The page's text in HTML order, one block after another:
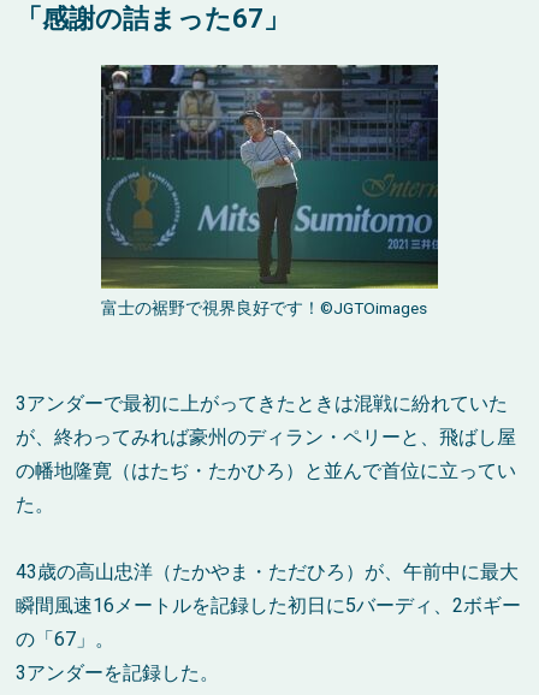
「感謝の詰まった67」
富士の裾野で視界良好です！ ©JGTOimages
3アンダーで最初に上がってきたときは混戦に紛れていた
が、終わってみれば豪州のディラン・ペリーと、飛ばし屋
の幡地隆寛（はたぢ・たかひろ）と並んで首位に立ってい
た。
43歳の高山忠洋（たかやま・ただひろ）が、午前中に最大
瞬間風速16メートルを記録した初日に5バーディ、2ボギー
の「67 」。
3アンダーを記録した。